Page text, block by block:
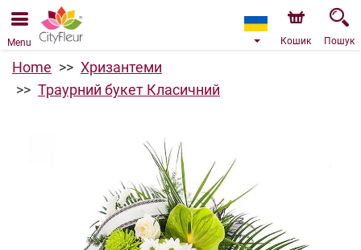
Ми приймаємо замовлення через наш інтернет-
магазин. Найближча можлива дата доставки —
07.08.2026 у зв’язку з відпусткою.
Menu Кошик Пошук
Home
Хризантеми
Траурний букет Класичний